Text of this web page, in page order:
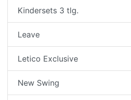
Kindersets 3 tlg.
Leave
Letico Exclusive
New Swing